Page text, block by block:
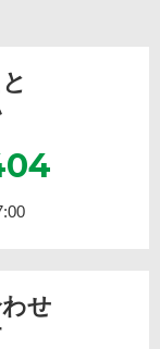
せ